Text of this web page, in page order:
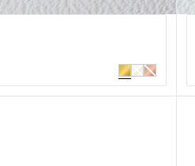
Or Or
VOIR LES OPTIONS